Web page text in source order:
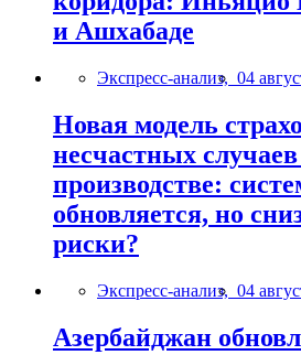
и Ашхабаде
Экспресс-анализ, 04
Новая модель
несчастных
производстве:
обновляется, но
риски?
Экспресс-анализ, 04
Азербайджан